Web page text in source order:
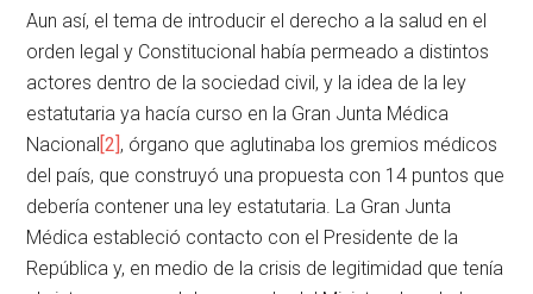
Aun así, el tema de introducir el derecho a la salud en el
orden legal y Constitucional había permeado a distintos
actores dentro de la sociedad civil, y la idea de la ley
estatutaria ya hacía curso en la Gran Junta Médica
Nacional [2] , órgano que aglutinaba los gremios médicos
del país, que construyó una propuesta con 14 puntos que
debería contener una ley estatutaria. La Gran Junta
Médica estableció contacto con el Presidente de la
República y, en medio de la crisis de legitimidad que tenía